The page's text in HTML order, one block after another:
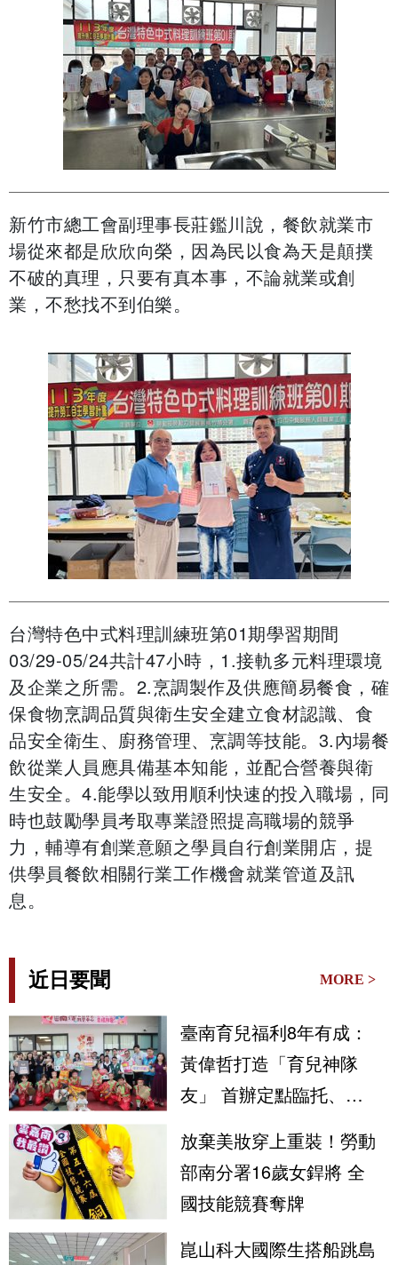
新竹市總工會副理事長莊鑑川說，餐飲就業市
場從來都是欣欣向榮，因為民以食為天是顛撲
不破的真理，只要有真本事，不論就業或創
業，不愁找不到伯樂。
台灣特色中式料理訓練班第01期學習期間
03/29-05/24共計47小時，1.接軌多元料理環境
及企業之所需。2.烹調製作及供應簡易餐食，確
保食物烹調品質與衛生安全建立食材認識、食
品安全衛生、廚務管理、烹調等技能。3.內場餐
飲從業人員應具備基本知能，並配合營養與衛
生安全。4.能學以致用順利快速的投入職場，同
時也鼓勵學員考取專業證照提高職場的競爭
力，輔導有創業意願之學員自行創業開店，提
供學員餐飲相關行業工作機會就業管道及訊
息。
近日要聞 MORE >
臺南育兒福利8年有成：
黃偉哲打造「育兒神隊
友」 首辦定點臨托、育
放棄美妝穿上重裝！勞動
部南分署16歲女銲將 全
國技能競賽奪牌
崑山科大國際生搭船跳島